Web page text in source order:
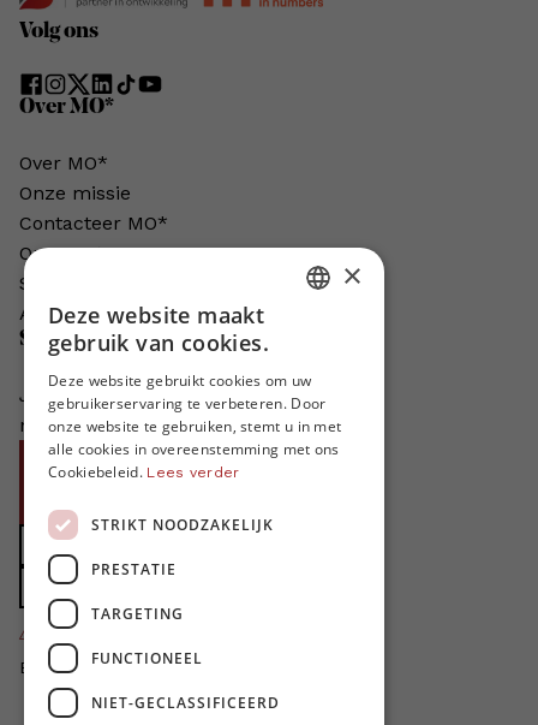
Volg ons
Over MO*
Over MO*
Onze missie
Contacteer MO*
Onze auteurs
Schrijven voor MO*?
Adverteren in MO*
Steun MO*
Je helpt ons groeien. MO* bestaat
niet zonder jouw steun!
Doe een gift
Zet MO* in uw testament
4424
Bedankt voor jullie steun!
ENGLISH
×
Deze website maakt
gebruik van cookies.
Deze website gebruikt cookies om uw
gebruikerservaring te verbeteren. Door
onze website te gebruiken, stemt u in met
alle cookies in overeenstemming met ons
Cookiebeleid. Lees verder
STRIKT NOODZAKELIJK
PRESTATIE
TARGETING
FUNCTIONEEL
NIET-GECLASSIFICEERD